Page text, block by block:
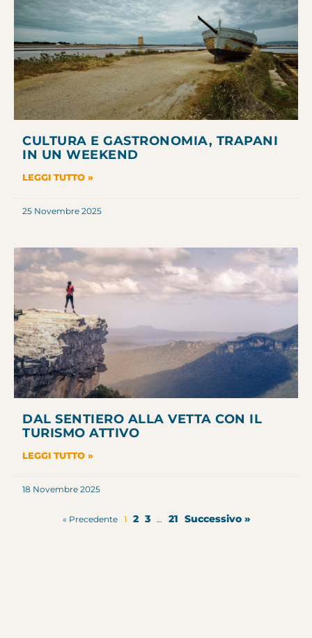
CULTURA E GASTRONOMIA, TRAPANI
IN UN WEEKEND
LEGGI TUTTO »
25 Novembre 2025
DAL SENTIERO ALLA VETTA CON IL
TURISMO ATTIVO
LEGGI TUTTO »
18 Novembre 2025
« Precedente 1 2 3 … 21 Successivo »